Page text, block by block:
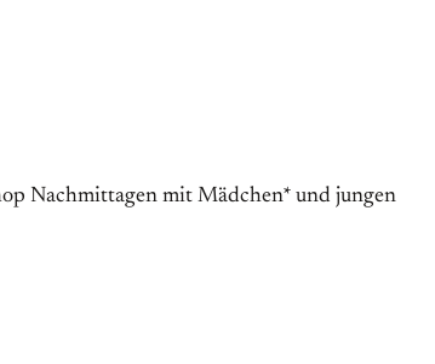
Nachmittagen mit Mädchen* und jungen